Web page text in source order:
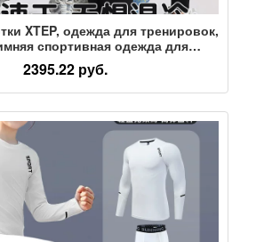
XTEP, одежда для тренировок,
спортивная одежда для
дышащая одежда
верхняя одежда для
девочек
2395.22 руб.